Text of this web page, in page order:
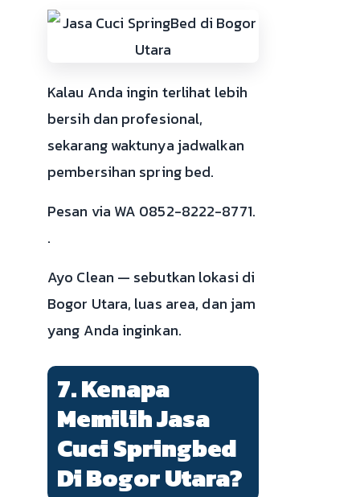
Kalau Anda ingin terlihat lebih
bersih dan profesional,
sekarang waktunya jadwalkan
pembersihan spring bed.
Pesan via WA 0852-8222-8771.
.
Ayo Clean — sebutkan lokasi di
Bogor Utara, luas area, dan jam
yang Anda inginkan.
7. Kenapa
Memilih Jasa
Cuci Springbed
Di Bogor Utara?